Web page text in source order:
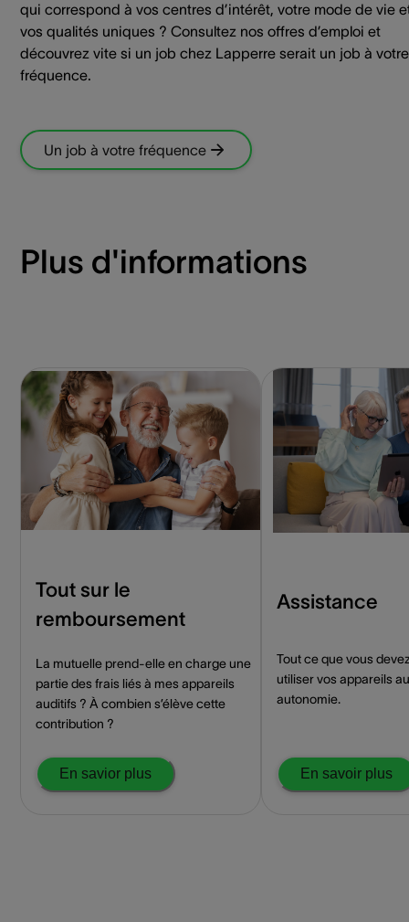
qui correspond à vos centres d’intérêt, votre mode de vie
vos qualités uniques ? Consultez nos offres d’emploi et
découvrez vite si un job chez Lapperre serait un job à votre
fréquence.
Un job à votre fréquence
Plus d'informations
Tout sur le
remboursement
La mutuelle prend-elle en charge une
partie des frais liés à mes appareils
auditifs ? À combien s’élève cette
contribution ?
En savior plus
Assistance
Tout ce que vous
utiliser vos appareils
autonomie.
En savoir plus